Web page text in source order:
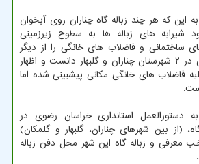
این که هر چند زباله گاه چناران روی آبخوان
شیرابه های زباله ها به سطوح زیرزمینی
ساختمانی و فاضلاب های خانگی را از دیگر
معضلات زیست محیطی در ۲ شهرستان چناران و گلبهار دانست و اظهار
فاضلاب های خانگی مکانی پیشبینی شده اما
به دستورالعمل استانداری خراسان رضوی در
(از بین شهرهای چناران، گلبهار و گلمکان)
معرفی و زباله گاه این شهر محل دفن زباله